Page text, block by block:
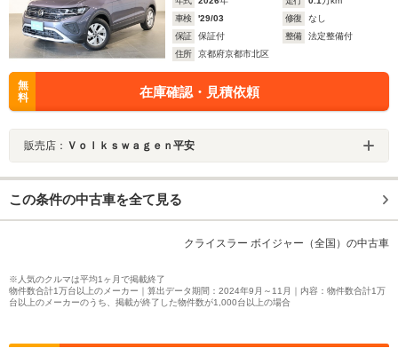
車検
'29/03 修復
なし
保証
保証付 整備
法定整備付
住所
京都府京都市北区
無
料
在庫確認・見積依頼
販売店： Ｖｏｌｋｓｗａｇｅｎ平安
この条件の中古車を全て見る
クライスラー ボイジャー（全国）の中古車
※人気のクルマは平均1ヶ月で掲載終了
物件数合計1万台以上のメーカー｜算出データ期間：2024年9月～11月｜内容：物件数合計1万
台以上のメーカーのうち、掲載が終了した物件数が1,000台以上の場合